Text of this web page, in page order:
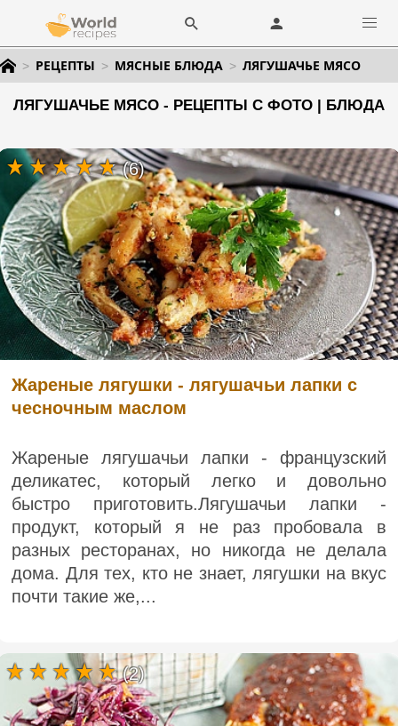
РЕЦЕПТЫ МЯСНЫЕ БЛЮДА ЛЯГУШАЧЬЕ МЯСО
ЛЯГУШАЧЬЕ МЯСО - РЕЦЕПТЫ С ФОТО | БЛЮДА
Жареные лягушки - лягушачьи лапки с
чесночным маслом
Жареные лягушачьи лапки - французский
деликатес, который легко и довольно
быстро приготовить.Лягушачьи лапки -
продукт, который я не раз пробовала в
разных ресторанах, но никогда не делала
дома. Для тех, кто не знает, лягушки на вкус
почти такие же,...
(6)
(2)